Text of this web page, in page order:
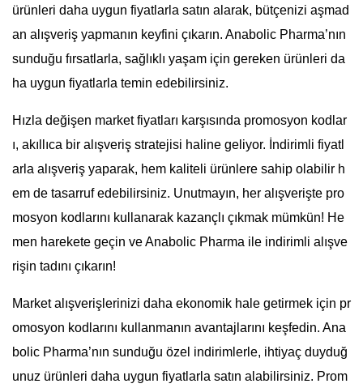
ürünleri daha uygun fiyatlarla satın alarak, bütçenizi aşmad
an alışveriş yapmanın keyfini çıkarın. Anabolic Pharma’nın
sunduğu fırsatlarla, sağlıklı yaşam için gereken ürünleri da
ha uygun fiyatlarla temin edebilirsiniz.
Hızla değişen market fiyatları karşısında promosyon kodlar
ı, akıllıca bir alışveriş stratejisi haline geliyor. İndirimli fiyatl
arla alışveriş yaparak, hem kaliteli ürünlere sahip olabilir h
em de tasarruf edebilirsiniz. Unutmayın, her alışverişte pro
mosyon kodlarını kullanarak kazançlı çıkmak mümkün! He
men harekete geçin ve Anabolic Pharma ile indirimli alışve
rişin tadını çıkarın!
Market alışverişlerinizi daha ekonomik hale getirmek için pr
omosyon kodlarını kullanmanın avantajlarını keşfedin. Ana
bolic Pharma’nın sunduğu özel indirimlerle, ihtiyaç duyduğ
unuz ürünleri daha uygun fiyatlarla satın alabilirsiniz. Prom